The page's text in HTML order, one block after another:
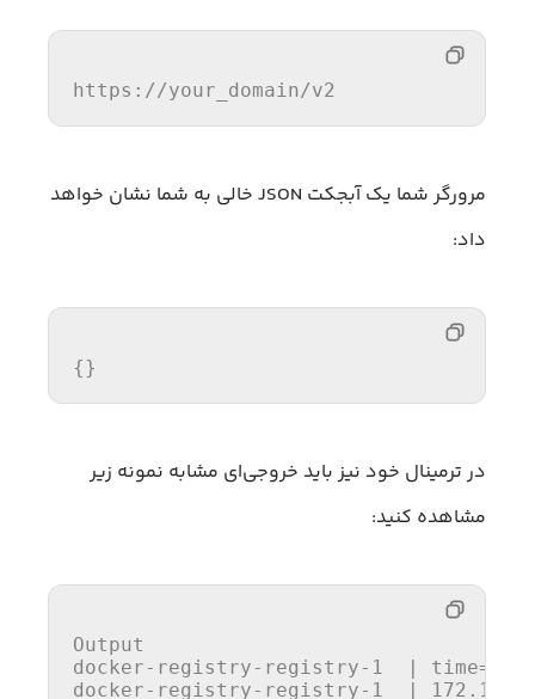
https: //your_domain/v2
مرورگر شما یک آبجکت JSON خالی به شما نشان خواهد
داد:
{}
در ترمینال خود نیز باید خروجی‌ای مشابه نمونه زیر
مشاهده کنید:
Output
docker-registry-registry-1  | time=
docker-registry-registry-1  |